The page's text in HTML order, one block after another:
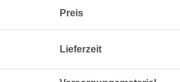
Preis
Lieferzeit